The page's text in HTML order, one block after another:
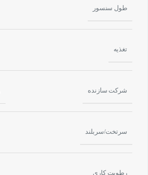
طول سنسور
تغذیه
شرکت سازنده
سرتخت/سربلند
رطوبت کاری